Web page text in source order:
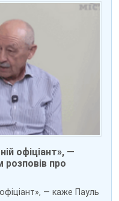
офіціант», —
розповів про
— каже Пауль